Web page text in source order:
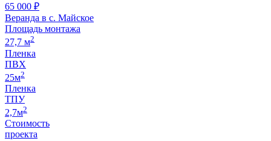
65 000 ₽
Веранда в с. Майское
Площадь монтажа
27,7 м2
Пленка
ПВХ
25м2
Пленка
ТПУ
2,7м2
Стоимость
проекта